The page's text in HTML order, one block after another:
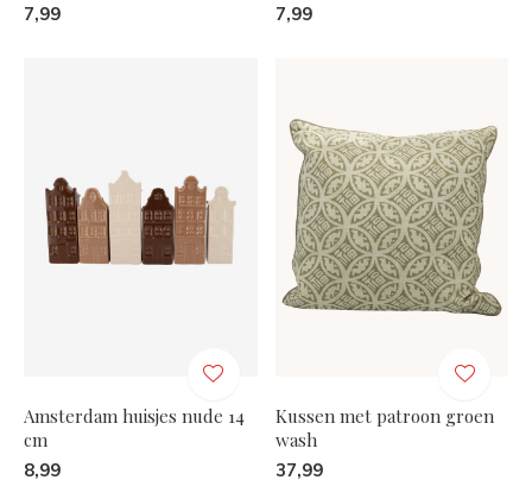
7,99 7,99
Amsterdam huisjes nude 14
cm
8,99
Kussen met patroon groen
wash
37,99